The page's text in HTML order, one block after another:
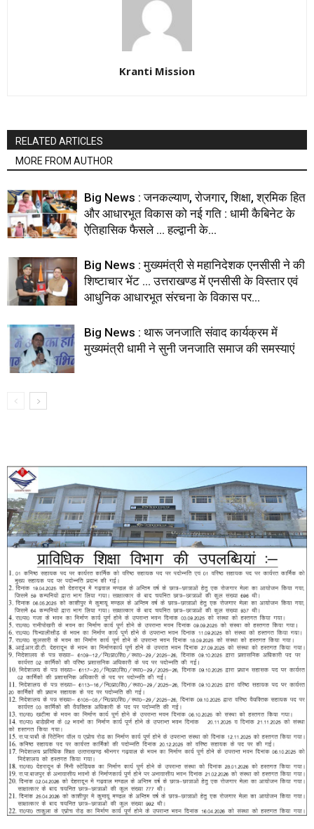
Kranti Mission
RELATED ARTICLES
MORE FROM AUTHOR
Big News : जनकल्याण, रोजगार, शिक्षा, श्रमिक हित
और आधारभूत विकास को नई गति : धामी कैबिनेट के
ऐतिहासिक फैसले … हल्द्वानी के...
Big News : मुख्यमंत्री से महानिदेशक एनसीसी ने की
शिष्टाचार भेंट … उत्तराखण्ड में एनसीसी के विस्तार एवं
आधुनिक आधारभूत संरचना के विकास पर...
Big News : थारू जनजाति संवाद कार्यक्रम में
मुख्यमंत्री धामी ने सुनी जनजाति समाज की समस्याएं